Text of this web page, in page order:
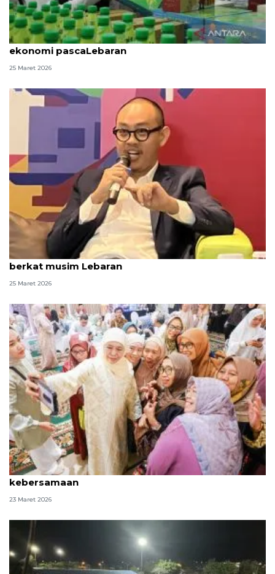
CORE: Pemerintah perlu mitigasi tantangan
ekonomi pascaLebaran
25 Maret 2026
Celios prediksi ekonomi tumbuh 5,05 persen
berkat musim Lebaran
25 Maret 2026
Khofifah: Tradisi "riyayan" meneguhkan komitmen
kebersamaan
23 Maret 2026